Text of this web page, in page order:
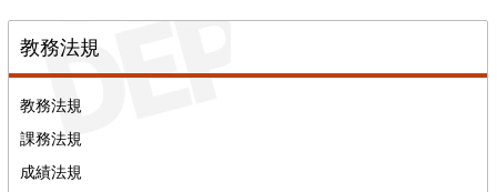
教務法規
教務法規
課務法規
成績法規